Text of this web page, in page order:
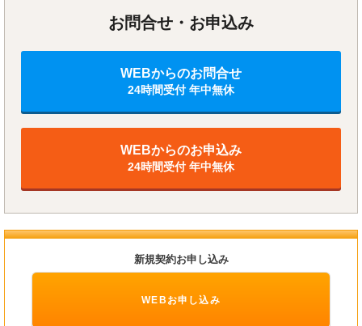
お問合せ・お申込み
WEBからのお問合せ
24時間受付 年中無休
WEBからのお申込み
24時間受付 年中無休
新規契約お申し込み
WEBお申し込み